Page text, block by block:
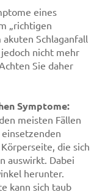
eines
„richtigen
Schlaganfall
nicht mehr
Sie daher
Symptome:
meisten Fällen
die sich
auswirkt. Dabei
herunter.
kann sich taub